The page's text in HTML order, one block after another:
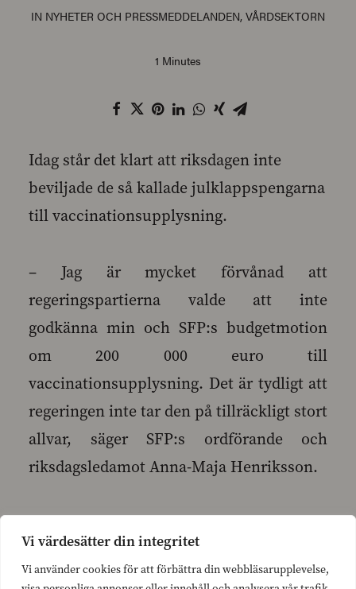
Vi värdesätter din integritet
Vi använder cookies för att förbättra din webbläsarupplevelse,
IN NYHETER OCH PRESSMEDDELANDEN, VÅRDSEKTORN
1 Minutes
Idag står det klart att riksdagen inte
beviljade de så kallade julklappspengarna
till vaccinationsupplysning.
– Jag är mycket förvånad att
regeringspartierna valde att inte
godkänna min och SFP:s budgetmotion
om 200 000 euro till
vaccinationsupplysning. Det är tydligt att
regeringen inte tar den på tillräckligt stort
allvar, säger SFP:s ordförande och
riksdagsledamot Anna-Maja Henriksson.
mässlingsfall i Tammerfors. Mässling är
en väldigt smittsam sjukdom. Det finns